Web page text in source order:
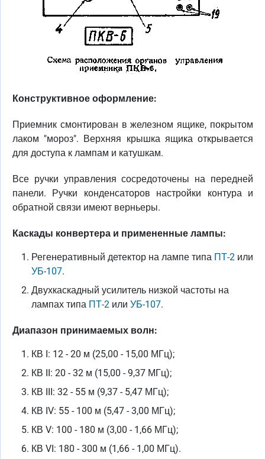
Конструктивное оформление:
Приемник смонтирован в железном ящике, покрытом
лаком "мороз". Верхняя крышка ящика открывается
для доступа к лампам и катушкам.
Все ручки управления сосредоточены на передней
панели. Ручки конденсаторов настройки контура и
обратной связи имеют верньеры.
Каскады конвертера и примененные лампы:
Регенеративный детектор на лампе типа ПТ-2 или
УБ-107.
Двухкаскадный усилитель низкой частоты на
лампах типа ПТ-2 или УБ-107.
Диапазон принимаемых волн:
КВ I: 12 - 20 м (25,00 - 15,00 МГц);
КВ II: 20 - 32 м (15,00 - 9,37 МГц);
КВ III: 32 - 55 м (9,37 - 5,47 МГц);
КВ IV: 55 - 100 м (5,47 - 3,00 МГц);
КВ V: 100 - 180 м (3,00 - 1,66 МГц);
КВ VI: 180 - 300 м (1,66 - 1,00 МГц).